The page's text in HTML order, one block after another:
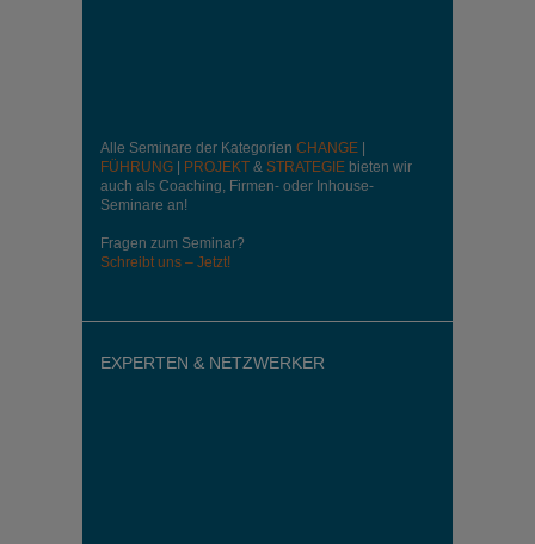
Alle Seminare der Kategorien CHANGE
FÜHRUNG
PROJEKT & STRATEGIE bieten wir
auch als Coaching, Firmen- oder Inhouse-
Seminare an!
Fragen zum Seminar?
Schreibt uns – Jetzt!
EXPERTEN & NETZWERKER